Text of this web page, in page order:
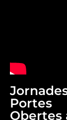
Portes
Obertes